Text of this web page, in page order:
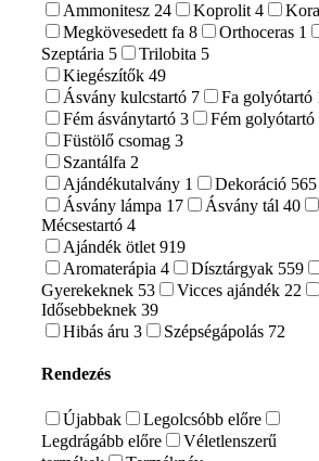
Ammonitesz 24 Koprolit 4
Megkövesedett fa 8 Orthoceras 1
Szeptária 5 Trilobita 5
Kiegészítők 49
Ásvány kulcstartó 7 Fa golyótartó
Fém ásványtartó 3 Fém golyótartó
Füstölő csomag 3
Szantálfa 2
Ajándékutalvány 1 Dekoráció 565
Ásvány lámpa 17 Ásvány tál 40
Mécsestartó 4
Ajándék ötlet 919
Aromaterápia 4 Dísztárgyak 559
Gyerekeknek 53 Vicces ajándék 22
Idősebbeknek 39
Hibás áru 3 Szépségápolás 72
Rendezés
Újabbak
Legolcsóbb előre
Legdrágább előre
Véletlenszerű